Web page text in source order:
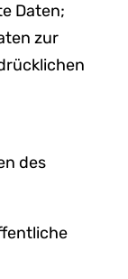
Daten;
zur
des